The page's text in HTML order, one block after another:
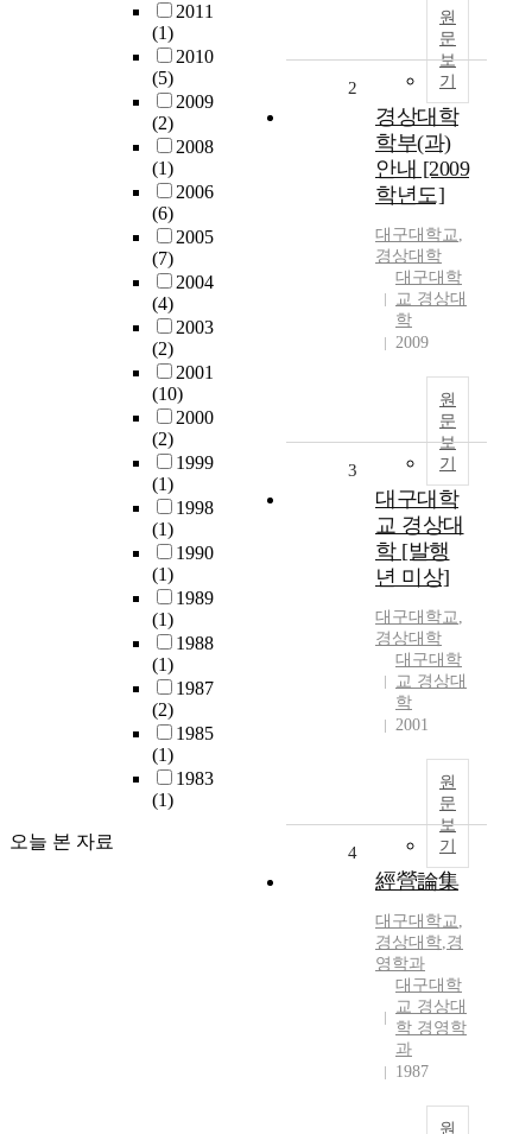
2011
(1)
2010
(5)
2009
(2)
2008
(1)
2006
(6)
2005
(7)
2004
(4)
2003
(2)
2001
(10)
2000
(2)
1999
(1)
1998
(1)
1990
(1)
1989
(1)
1988
(1)
1987
(2)
1985
(1)
1983
(1)
오늘 본 자료
원
문
보
기
2
경상대학
학부(과)
안내 [2009
학년도]
대구대학교,
경상대학
대구대학
교 경상대
학
2009
원
문
보
기
3
대구대학
교 경상대
학 [발행
년 미상]
대구대학교,
경상대학
대구대학
교 경상대
학
2001
원
문
보
기
4
經營論集
대구대학교,
경상대학,경
영학과
대구대학
교 경상대
학 경영학
과
1987
원